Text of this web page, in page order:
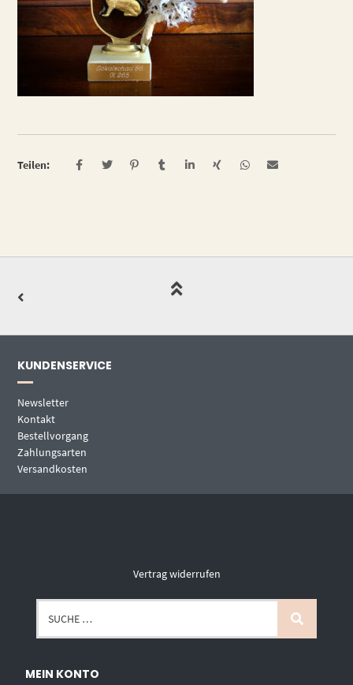
Teilen:
KUNDENSERVICE
Newsletter
Kontakt
Bestellvorgang
Zahlungsarten
Versandkosten
Vertrag widerrufen
MEIN KONTO